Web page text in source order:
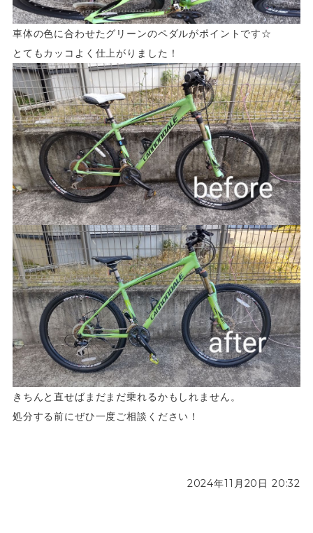
車体の色に合わせたグリーンのペダルがポイントです☆
とてもカッコよく仕上がりました！
きちんと直せばまだまだ乗れるかもしれません。
処分する前にぜひ一度ご相談ください！
2024年11月20日 20:32